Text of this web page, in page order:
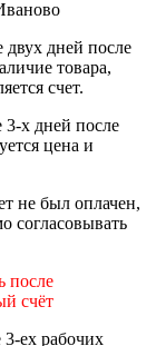
двух дней после
товара,
счет.
3-х дней после
цена и
не был оплачен,
согласовывать
после
счёт
3-ех рабочих